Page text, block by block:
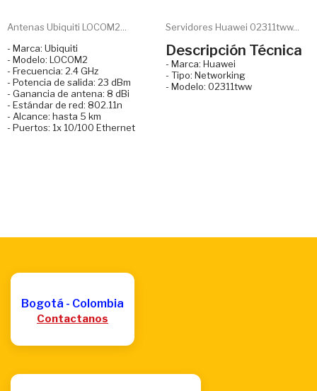
Antenas Ubiquiti LOCOM2...
- Marca: Ubiquiti
- Modelo: LOCOM2
- Frecuencia: 2.4 GHz
- Potencia de salida: 23 dBm
- Ganancia de antena: 8 dBi
- Estándar de red: 802.11n
- Alcance: hasta 5 km
- Puertos: 1x 10/100 Ethernet
Servidores Huawei 02311tww...
Descripción Técnica
- Marca: Huawei
- Tipo: Networking
- Modelo: 02311tww
Bogotá - Colombia
Contactanos